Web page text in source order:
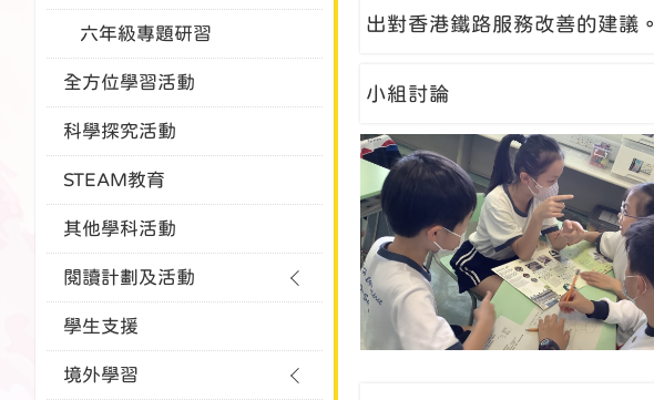
出對香港鐵路服務改善的建議。
小組討論
六年級專題研習
全方位學習活動
科學探究活動
STEAM教育
其他學科活動
閱讀計劃及活動
學生支援
境外學習